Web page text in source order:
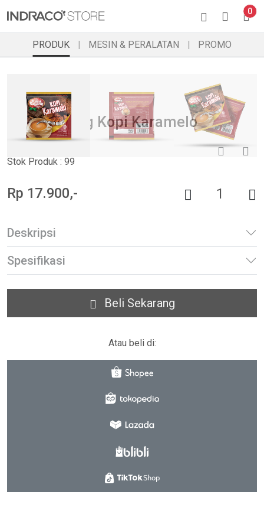
0
PRODUK MESIN & PERALATAN PROMO
Previous
Rasa Sayang Kopi Karamelo
Stok Produk : 99
Rp 17.900,-
Deskripsi
Spesifikasi
Beli Sekarang
Atau beli di: